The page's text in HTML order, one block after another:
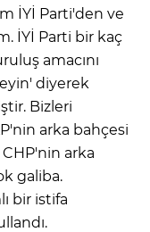
İYİ Parti'den ve
İYİ Parti bir kaç
amacını
diyerek
Bizleri
arka bahçesi
arka
galiba.
bir istifa